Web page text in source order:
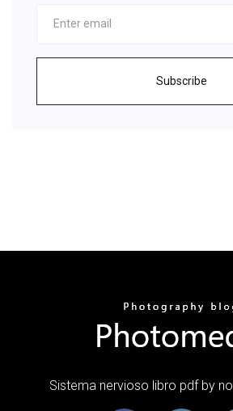
Subscribe
Sistema nervioso libro pdf by